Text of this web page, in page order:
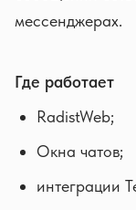
мессенджерах.
Где работает
RadistWeb;
Окна чатов;
интеграции